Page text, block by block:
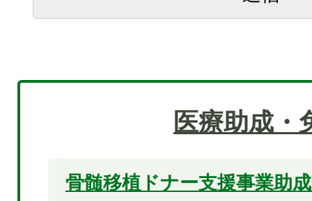
医療助成・
骨髄移植ドナー支援事業助